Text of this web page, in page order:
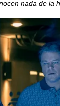
nada de la